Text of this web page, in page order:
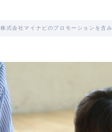
株式会社マイナビのプロモーションを含